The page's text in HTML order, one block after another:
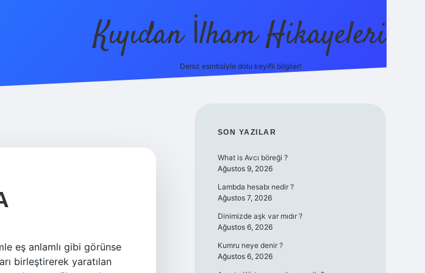
Kıyıdan İlham Hikayeleri
Deniz esintisiyle dolu keyifli bilgiler!
eş anlamlı gibi görünse
birleştirerek yaratılan
SIDEBAR
SON YAZILAR
What is Avcı böreği ?
Ağustos 9, 2026
Lambda hesabı nedir ?
Ağustos 7, 2026
Dinimizde aşk var mıdır ?
Ağustos 6, 2026
Kumru neye denir ?
Ağustos 6, 2026